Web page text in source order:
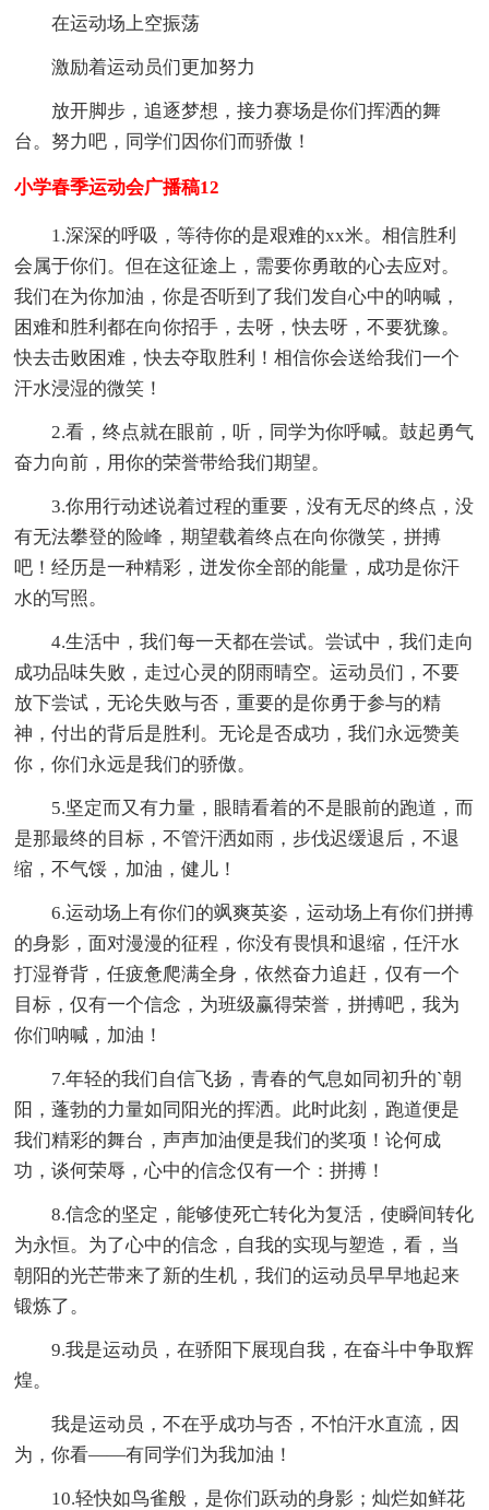
在运动场上空振荡
激励着运动员们更加努力
放开脚步，追逐梦想，接力赛场是你们挥洒的舞
台。努力吧，同学们因你们而骄傲！
小学春季运动会广播稿12
1.深深的呼吸，等待你的是艰难的xx米。相信胜利
会属于你们。但在这征途上，需要你勇敢的心去应对。
我们在为你加油，你是否听到了我们发自心中的呐喊，
困难和胜利都在向你招手，去呀，快去呀，不要犹豫。
快去击败困难，快去夺取胜利！相信你会送给我们一个
汗水浸湿的微笑！
2.看，终点就在眼前，听，同学为你呼喊。鼓起勇气
奋力向前，用你的荣誉带给我们期望。
3.你用行动述说着过程的重要，没有无尽的终点，没
有无法攀登的险峰，期望载着终点在向你微笑，拼搏
吧！经历是一种精彩，迸发你全部的能量，成功是你汗
水的写照。
4.生活中，我们每一天都在尝试。尝试中，我们走向
成功品味失败，走过心灵的阴雨晴空。运动员们，不要
放下尝试，无论失败与否，重要的是你勇于参与的精
神，付出的背后是胜利。无论是否成功，我们永远赞美
你，你们永远是我们的骄傲。
5.坚定而又有力量，眼睛看着的不是眼前的跑道，而
是那最终的目标，不管汗洒如雨，步伐迟缓退后，不退
缩，不气馁，加油，健儿！
6.运动场上有你们的飒爽英姿，运动场上有你们拼搏
的身影，面对漫漫的征程，你没有畏惧和退缩，任汗水
打湿脊背，任疲惫爬满全身，依然奋力追赶，仅有一个
目标，仅有一个信念，为班级赢得荣誉，拼搏吧，我为
你们呐喊，加油！
7.年轻的我们自信飞扬，青春的气息如同初升的`朝
阳，蓬勃的力量如同阳光的挥洒。此时此刻，跑道便是
我们精彩的舞台，声声加油便是我们的奖项！论何成
功，谈何荣辱，心中的信念仅有一个：拼搏！
8.信念的坚定，能够使死亡转化为复活，使瞬间转化
为永恒。为了心中的信念，自我的实现与塑造，看，当
朝阳的光芒带来了新的生机，我们的运动员早早地起来
锻炼了。
9.我是运动员，在骄阳下展现自我，在奋斗中争取辉
煌。
我是运动员，不在乎成功与否，不怕汗水直流，因
为，你看——有同学们为我加油！
10.轻快如鸟雀般，是你们跃动的身影；灿烂如鲜花